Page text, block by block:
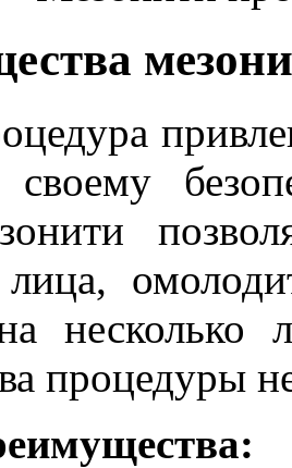
своему
лица,
на
процедуры